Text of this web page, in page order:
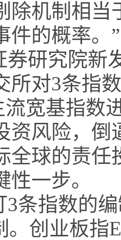
除机制相
件的概率。
券研究院新
所对3条指
宽基指数
资风险，倒
全球的责任
一步。
3条指数的
。创业板指